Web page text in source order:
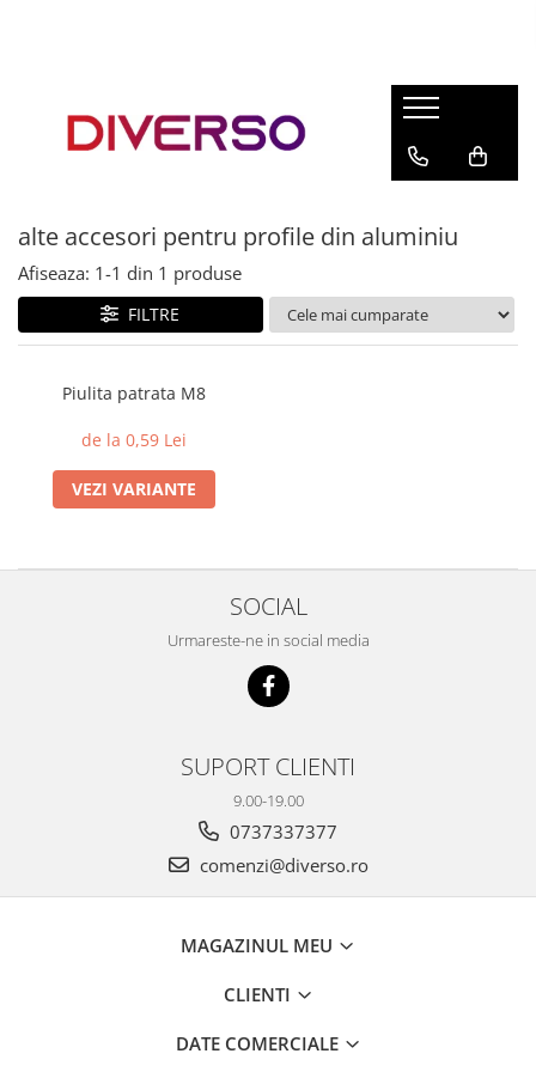
ASA
SILK
HIPS
PMMA
alte accesori pentru profile din aluminiu
Afiseaza: 1-1 din 1 produse
FILTRE
Piulita patrata M8
de la 0,59 Lei
VEZI VARIANTE
SOCIAL
Urmareste-ne in social media
SUPORT CLIENTI
9.00-19.00
0737337377
comenzi@diverso.ro
MAGAZINUL MEU
CLIENTI
DATE COMERCIALE